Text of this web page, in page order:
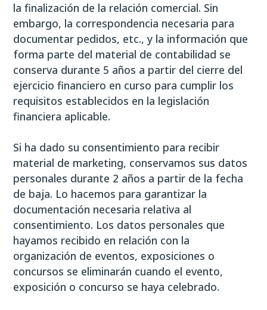
la finalización de la relación comercial. Sin
embargo, la correspondencia necesaria para
documentar pedidos, etc., y la información que
forma parte del material de contabilidad se
conserva durante 5 años a partir del cierre del
ejercicio financiero en curso para cumplir los
requisitos establecidos en la legislación
financiera aplicable.
Si ha dado su consentimiento para recibir
material de marketing, conservamos sus datos
personales durante 2 años a partir de la fecha
de baja. Lo hacemos para garantizar la
documentación necesaria relativa al
consentimiento. Los datos personales que
hayamos recibido en relación con la
organización de eventos, exposiciones o
concursos se eliminarán cuando el evento,
exposición o concurso se haya celebrado.